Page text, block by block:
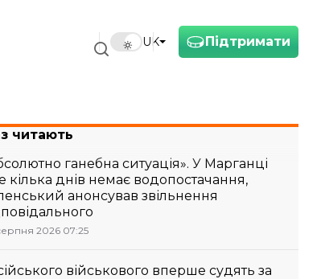
Підтримати
UK
читають
ганебна ситуація». У Марганці
кілька днів немає водопостачання,
анонсував звільнення
2026 07:25
військового вперше судять за